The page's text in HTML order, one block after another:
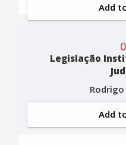
Add
Legislação
Add